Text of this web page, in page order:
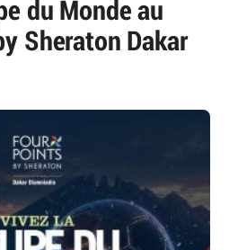
du Monde au
Sheraton Dakar